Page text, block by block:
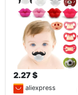
2.27 $
aliexpress